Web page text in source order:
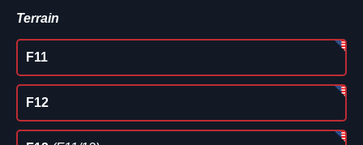
Terrain
F11
F12